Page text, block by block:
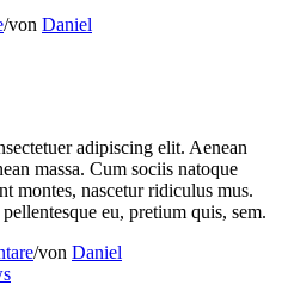
/von Daniel
adipiscing elit. Aenean
massa. Cum sociis natoque
montes, nascetur ridiculus mus.
eu, pretium quis, sem.
/von Daniel